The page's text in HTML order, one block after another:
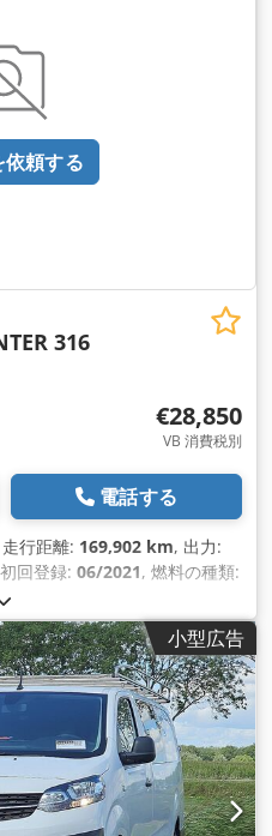
CarPlay, エアコン, クルーズ
, トラクションコントロール,
ングヒーター, ブルートゥース,
,
依頼する
316
€28,850
VB 消費税別
電話する
行距離: 169,902 km, 出力:
回登録: 06/2021, 燃料の種類:
65R16
:ディーゼル, 色:白色, 運転席:
チック, 排出クラス: ユーロ6, サ
:7,200 mm, 全幅:2,160
4,390 mm, 荷室幅:2,110 mm,
ABS（アンチロック・
CarPlay, エアコン, クルーズ
, テールリフト, トラクション
動ウィンドウ調節, 電動ミラ
小型広告